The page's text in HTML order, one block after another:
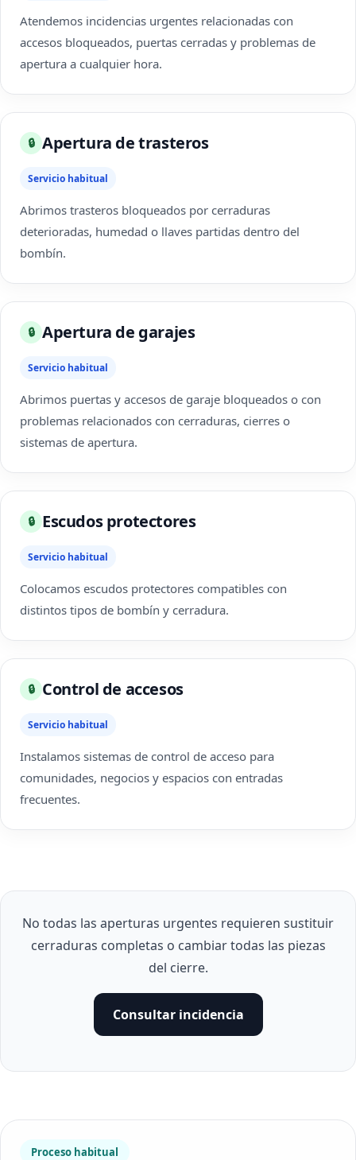
Atendemos incidencias urgentes relacionadas con
accesos bloqueados, puertas cerradas y problemas de
apertura a cualquier hora.
🔒 Apertura de trasteros
Servicio habitual
Abrimos trasteros bloqueados por cerraduras
deterioradas, humedad o llaves partidas dentro del
bombín.
🔒 Apertura de garajes
Servicio habitual
Abrimos puertas y accesos de garaje bloqueados o con
problemas relacionados con cerraduras, cierres o
sistemas de apertura.
🔒 Escudos protectores
Servicio habitual
Colocamos escudos protectores compatibles con
distintos tipos de bombín y cerradura.
🔒 Control de accesos
Servicio habitual
Instalamos sistemas de control de acceso para
comunidades, negocios y espacios con entradas
frecuentes.
No todas las aperturas urgentes requieren sustituir
cerraduras completas o cambiar todas las piezas
del cierre.
Consultar incidencia
Proceso habitual